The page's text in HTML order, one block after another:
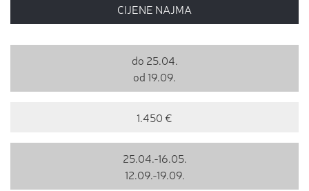
CIJENE NAJMA
do 25.04.
od 19.09.
1.450 €
25.04.-16.05.
12.09.-19.09.